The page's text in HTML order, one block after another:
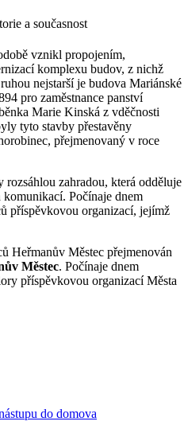
vznikl propojením,
komplexu budov, z nichž
nejstarší je budova Mariánské
pro zaměstnance panství
Marie Kinská z vděčnosti
tyto stavby přestavěny
přejmenovaný v roce
zahradou, která odděluje
Počínaje dnem
příspěvkovou organizací, jejímž
Heřmanův Městec přejmenován
Městec. Počínaje dnem
příspěvkovou organizací Města
do domova